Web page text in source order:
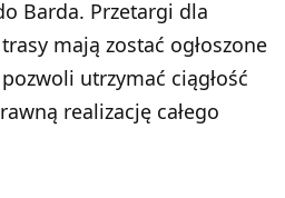
Barda. Przetargi dla
mają zostać ogłoszone
utrzymać ciągłość
realizację całego